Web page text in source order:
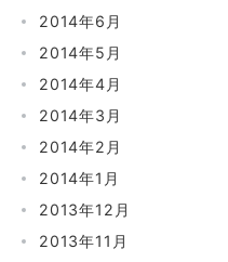
2014年6月
2014年5月
2014年4月
2014年3月
2014年2月
2014年1月
2013年12月
2013年11月